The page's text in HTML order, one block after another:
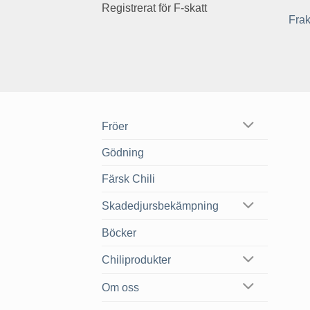
Registrerat för F-skatt
Fröer
Gödning
Färsk Chili
Skadedjursbekämpning
Böcker
Chiliprodukter
Om oss